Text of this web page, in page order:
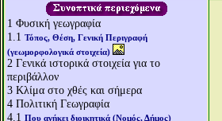
1 Φυσική γεωγραφία
1.1 Τόπος, Θέση, Γενική Περιγραφή
(γεωμορφολογικά στοιχεία)
2 Γενικά ιστορικά στοιχεία για το
περιβάλλον
3 Κλίμα στο χθές και σήμερα
4 Πολιτική Γεωγραφία
4.1 Που ανήκει διοικητικά (Νομός, Δήμος)